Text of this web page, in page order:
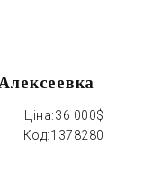
Ціна:36 000$
Код:1378280